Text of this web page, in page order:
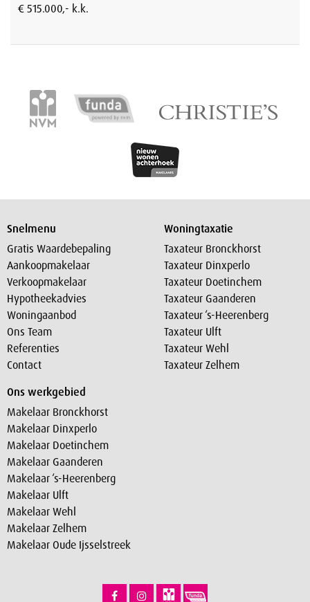
€ 515.000,- k.k.
Snelmenu
Gratis Waardebepaling
Aankoopmakelaar
Verkoopmakelaar
Hypotheekadvies
Woningaanbod
Ons Team
Referenties
Contact
Woningtaxatie
Taxateur Bronckhorst
Taxateur Dinxperlo
Taxateur Doetinchem
Taxateur Gaanderen
Taxateur ‘s-Heerenberg
Taxateur Ulft
Taxateur Wehl
Taxateur Zelhem
Ons werkgebied
Makelaar Bronckhorst
Makelaar Dinxperlo
Makelaar Doetinchem
Makelaar Gaanderen
Makelaar ‘s-Heerenberg
Makelaar Ulft
Makelaar Wehl
Makelaar Zelhem
Makelaar Oude Ijsselstreek